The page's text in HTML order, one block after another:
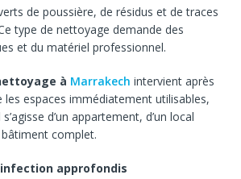
de poussière, de résidus et de traces
type de nettoyage demande des
et du matériel professionnel.
à Marrakech intervient après
les espaces immédiatement utilisables,
d’un appartement, d’un local
complet.
approfondis